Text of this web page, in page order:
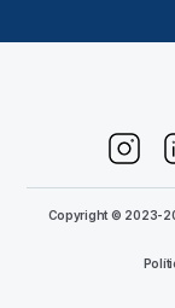
Copyright © 2023-